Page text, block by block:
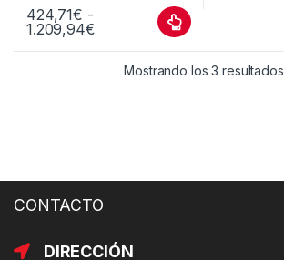
424,71€ -
1.209,94€
Mostrando los 3 resultados
CONTACTO
DIRECCIÓN